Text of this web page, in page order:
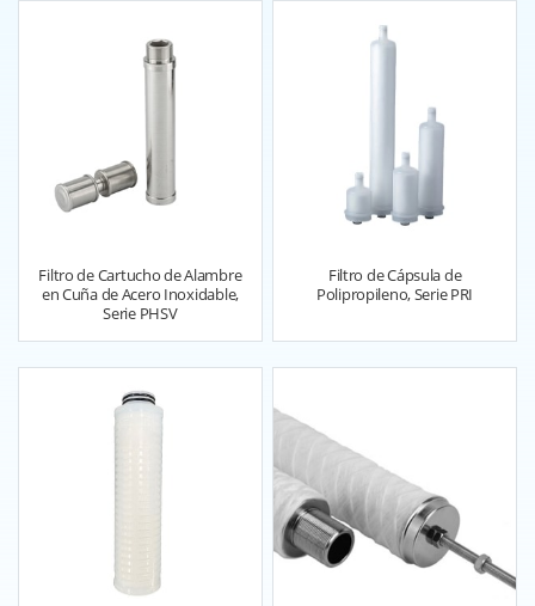
Filtro de Cartucho de Alambre
en Cuña de Acero Inoxidable,
Serie PHSV
Filtro de Cápsula de
Polipropileno, Serie PRI